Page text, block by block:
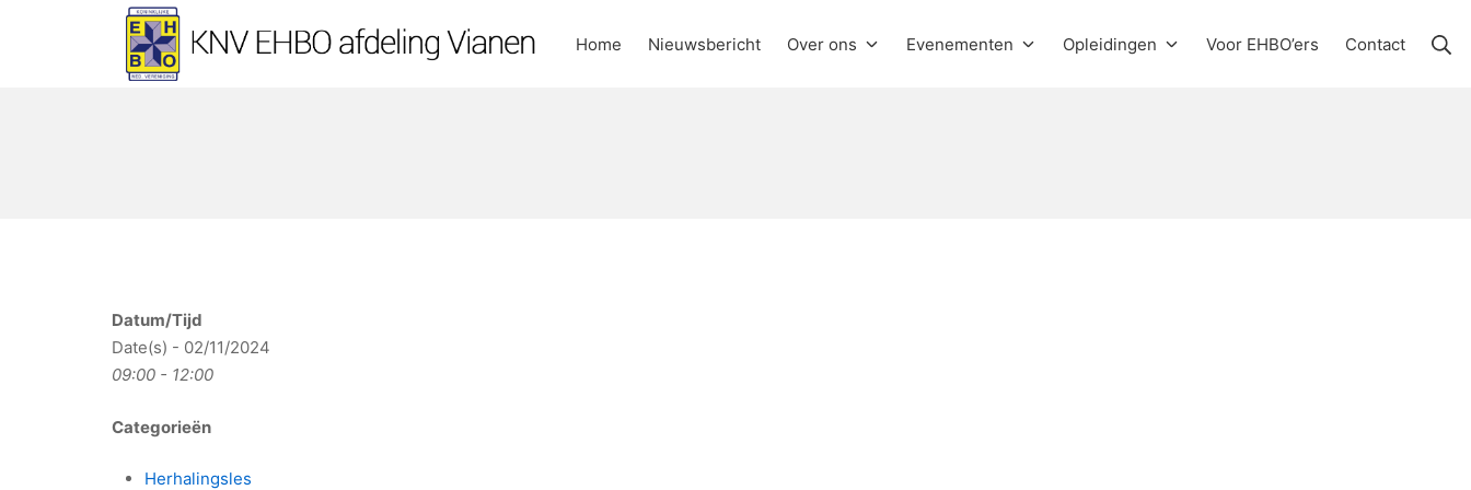
Home Nieuwsbericht Over ons Evenementen Opleidingen Voor EHBO’ers Contact
Datum/Tijd
Date(s) - 02/11/2024
09:00 - 12:00
Categorieën
Herhalingsles